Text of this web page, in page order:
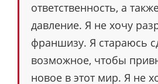
ответственность, а
давление. Я не хочу
франшизу. Я стараюсь
возможное, чтобы
новое в этот мир. Я не